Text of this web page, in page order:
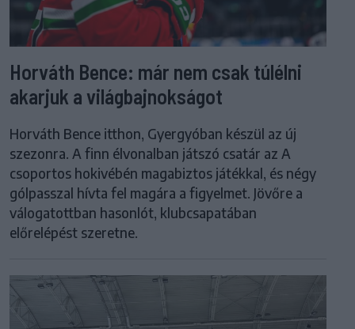
Horváth Bence: már nem csak túlélni
akarjuk a világbajnokságot
Horváth Bence itthon, Gyergyóban készül az új
szezonra. A finn élvonalban játszó csatár az A
csoportos hokivébén magabiztos játékkal, és négy
gólpasszal hívta fel magára a figyelmet. Jövőre a
válogatottban hasonlót, klubcsapatában
előrelépést szeretne.